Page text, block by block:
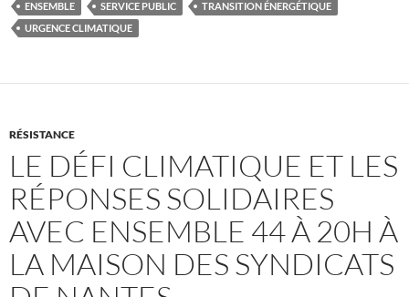
ENSEMBLE SERVICE PUBLIC
TRANSITION ÉNERGÉTIQUE
URGENCE CLIMATIQUE
RÉSISTANCE
LE DÉFI CLIMATIQUE ET LES
RÉPONSES SOLIDAIRES
AVEC ENSEMBLE 44 À 20H À
LA MAISON DES SYNDICATS